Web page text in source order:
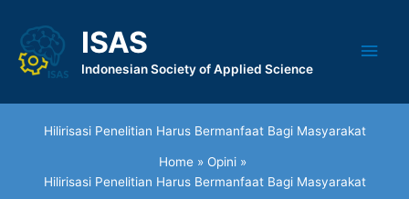
content
ISAS
Indonesian Society of Applied Science
Main
Hilirisasi Penelitian Harus Bermanfaat Bagi Masyarakat
Home
Opini
Hilirisasi Penelitian Harus Bermanfaat Bagi Masyarakat